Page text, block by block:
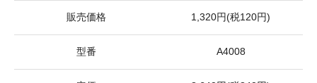
販売価格 1,320円(税120円)
型番 A4008